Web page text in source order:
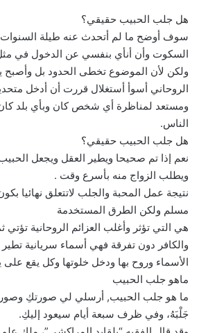
هل جلب الحبيب حقيقي؟
سوف أوضح ما لم أتحدث عنه طيلة السنوات
السكوت وأن أنأي بنفسي عن الدخول في
ولكن لأن الموضوع تخطى الحدود بل وأصبح
الروحاني أسوأ أستغلال قررت أن أدخل
ومستعد لمناظرة أي شخص كان وبأي بلد
الناس.
هل جلب الحبيب حقيقي؟
نعم إذا تم صحيحا ويطير العقل ويجعل
ويطلب الزواج منه بأسرع وقت .
نتيجة عمل المحبة والجلب لاتتعلق نهائيا
مسلم ولكن الطرق المستخدمة
هي التي تؤثر وأغلب العزائم الروحانية تؤتي
والكافر دون تفرقة فهي أسماء سريانية
الأسماء وروح بها ودخل خلوتها وكل يقع على
ماهو جلب الحبيب
ما هو جلب الحبيب, أرسلي لي صورتكِ
جَلْبَهُ، وفي ظرف سبعة أيام سيعود إليكِ.